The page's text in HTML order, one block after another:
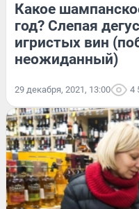
Какое
год? Слепая
игристых вин
неожиданный)
29 декабря, 2021, 13:00 4